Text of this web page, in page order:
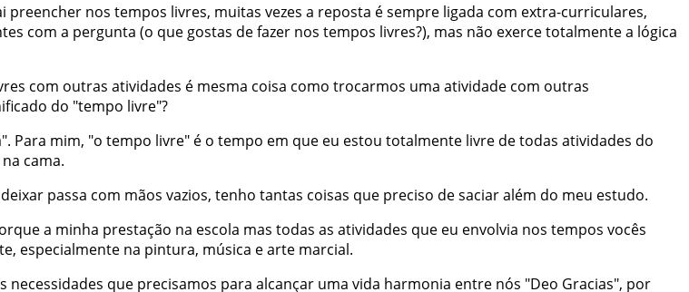
preencher nos tempos livres, muitas vezes a reposta ésempre ligada com extra-curriculares,
com a pergunta (o que gostas defazer nos tempos livres?), mas não exercetotalmentea lógica
com outras atividades é mesma coisa como trocarmos uma atividade com outras
do "tempo livre"?
". Para mim, "o tempo livre" é o tempo em que eu estou totalmente livre detodas atividades do
na cama.
deixar passa com mãos vazios, tenho tantas coisas que preciso desaciaralém do meu estudo.
a minha prestação na escola mas todas as atividades que eu envolvia nos tempos vocês
, especialmente na pintura, música earte marcial.
necessidades que precisamos para alcançar uma vida harmonia entre nós "Deo Gracias", por